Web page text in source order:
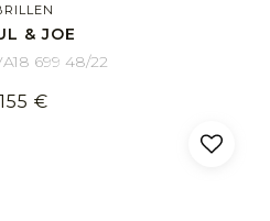
& JOE
699 48/22
155 €